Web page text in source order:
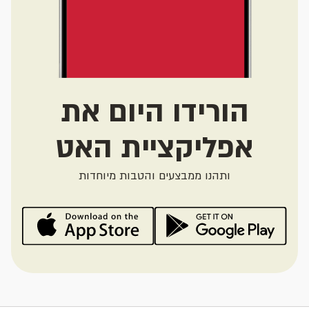
הורידו היום את
אפליקציית האט
ותהנו ממבצעים והטבות מיוחדות